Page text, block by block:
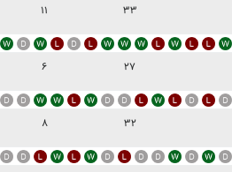
۱۱ ۳۳
۶ ۲۷
۸ ۳۲